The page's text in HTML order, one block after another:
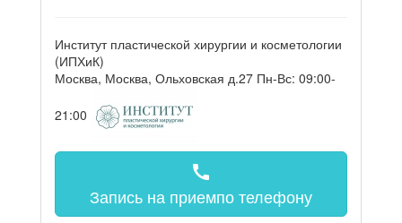
Институт пластической хирургии и косметологии
(ИПХиК)
Москва, Москва, Ольховская д.27 Пн-Вс: 09:00-
21:00
call
Запись на приемпо телефону